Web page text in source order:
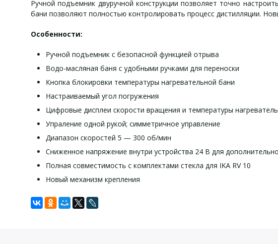
Ручной подъемник двуручной конструкции позволяет точно
бани позволяют полностью контролировать процесс дистилляции.
Особенности:
Ручной подъемник с безопасной функцией отрыва
Водо-масляная баня с удобными ручками для переноски
Кнопка блокировки температуры нагревательной бани
Настраиваемый угол погружения
Цифровые дисплеи скорости вращения и температуры
Упраление одной рукой; симметричное управление
Диапазон скоростей 5 — 300 об/мин
Сниженное напряжение внутри устройства 24 В для
Полная совместимость с комплектами стекла для IKA RV 10
Новый механизм крепления